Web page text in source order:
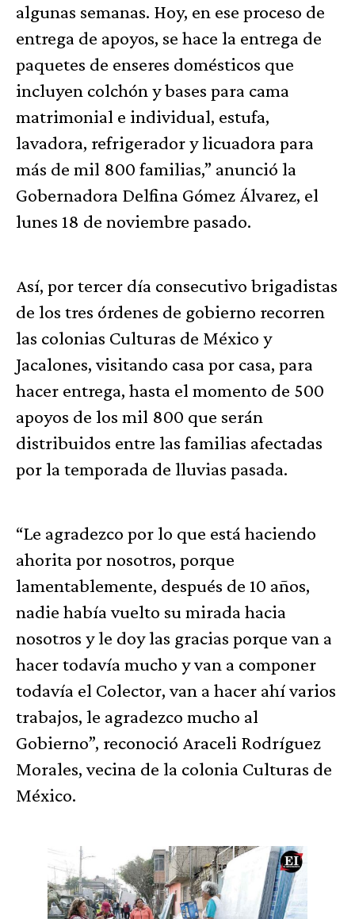
algunas semanas. Hoy, en ese proceso de
entrega de apoyos, se hace la entrega de
paquetes de enseres domésticos que
incluyen colchón y bases para cama
matrimonial e individual, estufa,
lavadora, refrigerador y licuadora para
más de mil 800 familias,” anunció la
Gobernadora Delfina Gómez Álvarez, el
lunes 18 de noviembre pasado.
Así, por tercer día consecutivo brigadistas
de los tres órdenes de gobierno recorren
las colonias Culturas de México y
Jacalones, visitando casa por casa, para
hacer entrega, hasta el momento de 500
apoyos de los mil 800 que serán
distribuidos entre las familias afectadas
por la temporada de lluvias pasada.
“Le agradezco por lo que está haciendo
ahorita por nosotros, porque
lamentablemente, después de 10 años,
nadie había vuelto su mirada hacia
nosotros y le doy las gracias porque van a
hacer todavía mucho y van a componer
todavía el Colector, van a hacer ahí varios
trabajos, le agradezco mucho al
Gobierno”, reconoció Araceli Rodríguez
Morales, vecina de la colonia Culturas de
México.